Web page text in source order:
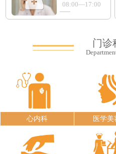
08:00—17:00
门诊
心内科 医学美